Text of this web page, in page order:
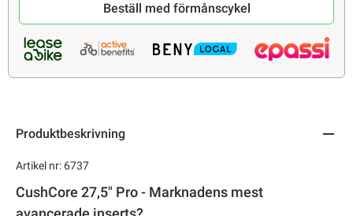
Beställ med förmånscykel
Produktbeskrivning
Artikel nr: 6737
CushCore 27,5" Pro - Marknadens mest